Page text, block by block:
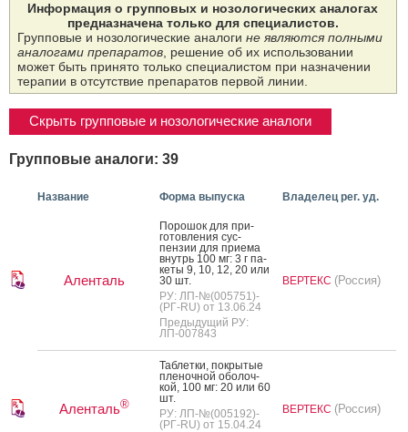
Информация о групповых и нозологических аналогах
предназначена только для специалистов.
Групповые и нозологические аналоги не являются полными
аналогами препаратов, решение об их использовании
может быть принято только специалистом при назначении
терапии в отсутствие препаратов первой линии.
Скрыть групповые и нозологические аналоги
Групповые аналоги: 39
Название Форма выпуска Владелец рег. уд.
Аленталь
По­рошок для при­
готов­ле­ния сус­
пензии для при­ема
внутрь 100 мг: 3 г па­
кеты 9, 10, 12, 20 или
30 шт.
РУ: ЛП-№(005751)-
(РГ-RU) от 13.06.24
Предыдущий РУ:
ЛП-007843
ВЕРТЕКС (Россия)
Аленталь®
Таб­летки, пок­ры­тые
пле­ноч­ной обо­лоч­
кой, 100 мг: 20 или 60
шт.
РУ: ЛП-№(005192)-
(РГ-RU) от 15.04.24
ВЕРТЕКС (Россия)